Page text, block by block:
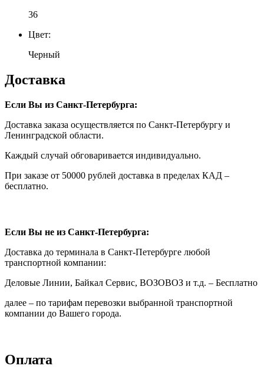
36
Цвет:
Черный
Доставка
Если Вы из Санкт-Петербурга:
Доставка заказа осуществляется по Санкт-Петербургу и
Ленинградской области.
Каждый случай обговаривается индивидуально.
При заказе от 50000 рублей доставка в пределах КАД –
бесплатно.
Если Вы не из Санкт-Петербурга:
Доставка до терминала в Санкт-Петербурге любой
транспортной компании:
Деловые Линии, Байкал Сервис, ВОЗОВОЗ и т.д. – Бесплатно
далее – по тарифам перевозки выбранной транспортной
компании до Вашего города.
Оплата